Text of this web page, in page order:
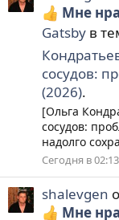
Мне
Gatsby в
сосудов:
(2026).
[Ольга
сосудов:
надолго
Сегодня в 02:13
shalevgen
Мне